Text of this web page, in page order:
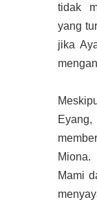
tidak
yang
jika
Mami